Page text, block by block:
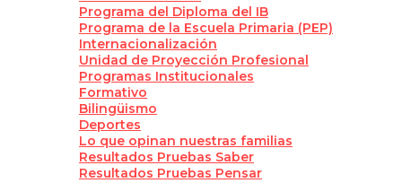
Programa del Diploma del IB
Programa de la Escuela Primaria (PEP)
Internacionalización
Unidad de Proyección Profesional
Programas Institucionales
Formativo
Bilingüismo
Deportes
Lo que opinan nuestras familias
Resultados Pruebas Saber
Resultados Pruebas Pensar